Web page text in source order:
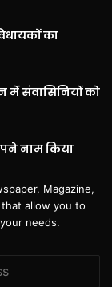
का
में संवासिनियों को
नाम किया
Magazine,
allow you to
needs.